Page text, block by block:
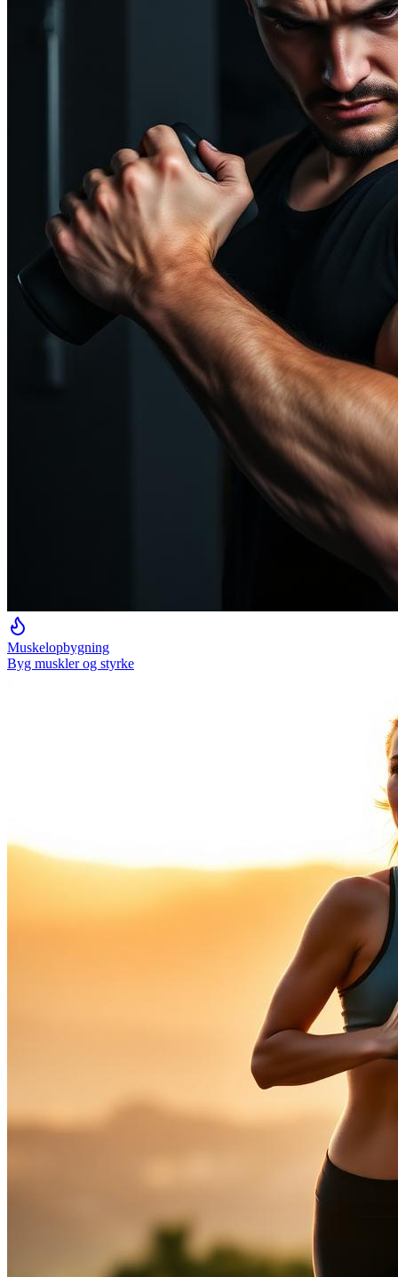
Muskelopbygning
Byg muskler og styrke